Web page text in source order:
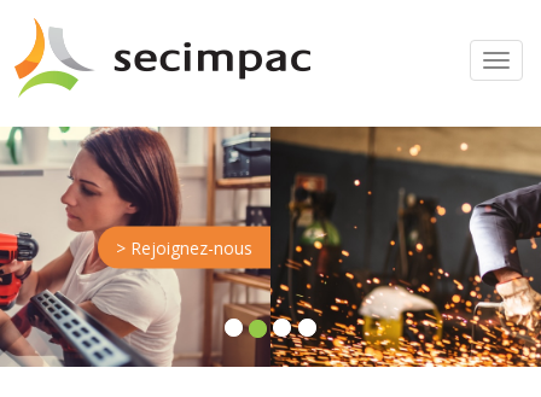
Menu
> Rejoignez-nous